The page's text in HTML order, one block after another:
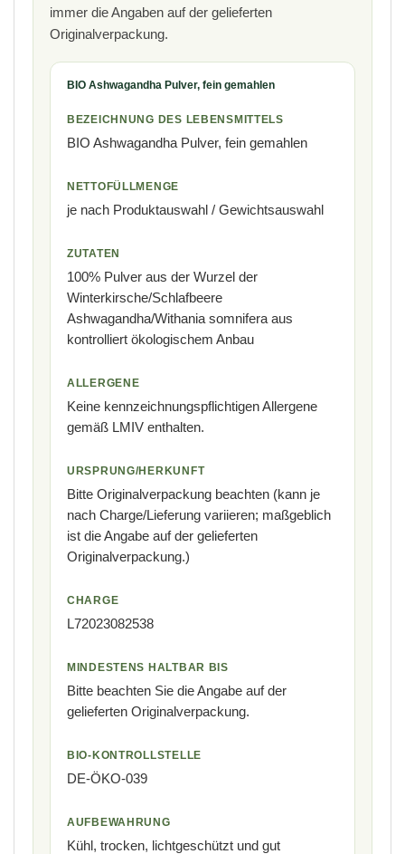
immer die Angaben auf der gelieferten
Originalverpackung.
BIO Ashwagandha Pulver, fein gemahlen
BEZEICHNUNG DES LEBENSMITTELS
BIO Ashwagandha Pulver, fein gemahlen
NETTOFÜLLMENGE
je nach Produktauswahl / Gewichtsauswahl
ZUTATEN
100% Pulver aus der Wurzel der
Winterkirsche/Schlafbeere
Ashwagandha/Withania somnifera aus
kontrolliert ökologischem Anbau
ALLERGENE
Keine kennzeichnungspflichtigen Allergene
gemäß LMIV enthalten.
URSPRUNG/HERKUNFT
Bitte Originalverpackung beachten (kann je
nach Charge/Lieferung variieren; maßgeblich
ist die Angabe auf der gelieferten
Originalverpackung.)
CHARGE
L72023082538
MINDESTENS HALTBAR BIS
Bitte beachten Sie die Angabe auf der
gelieferten Originalverpackung.
BIO-KONTROLLSTELLE
DE-ÖKO-039
AUFBEWAHRUNG
Kühl, trocken, lichtgeschützt und gut